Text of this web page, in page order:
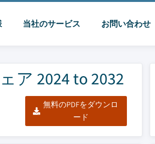
当社のサービス お問い合わせ
ア 2024 to 2032
無料のPDFをダウンロ
ード